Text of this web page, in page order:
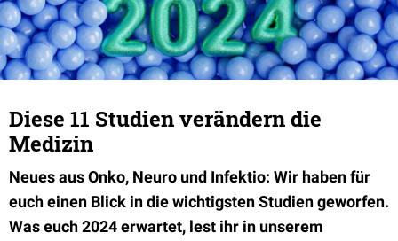
Diese 11 Studien verändern die
Medizin
Neues aus Onko, Neuro und Infektio: Wir haben für
euch einen Blick in die wichtigsten Studien geworfen.
Was euch 2024 erwartet, lest ihr in unserem